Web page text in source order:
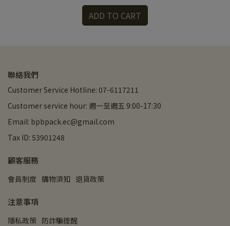
ADD TO CART
聯絡我們
Customer Service Hotline: 07-6117211
Customer service hour: 週一至週五 9:00-17:30
Email: bpbpack.ec@gmail.com
Tax ID: 53901248
顧客服務
會員制度 購物須知 退貨政策
注意事項
隱私政策 防詐騙提醒